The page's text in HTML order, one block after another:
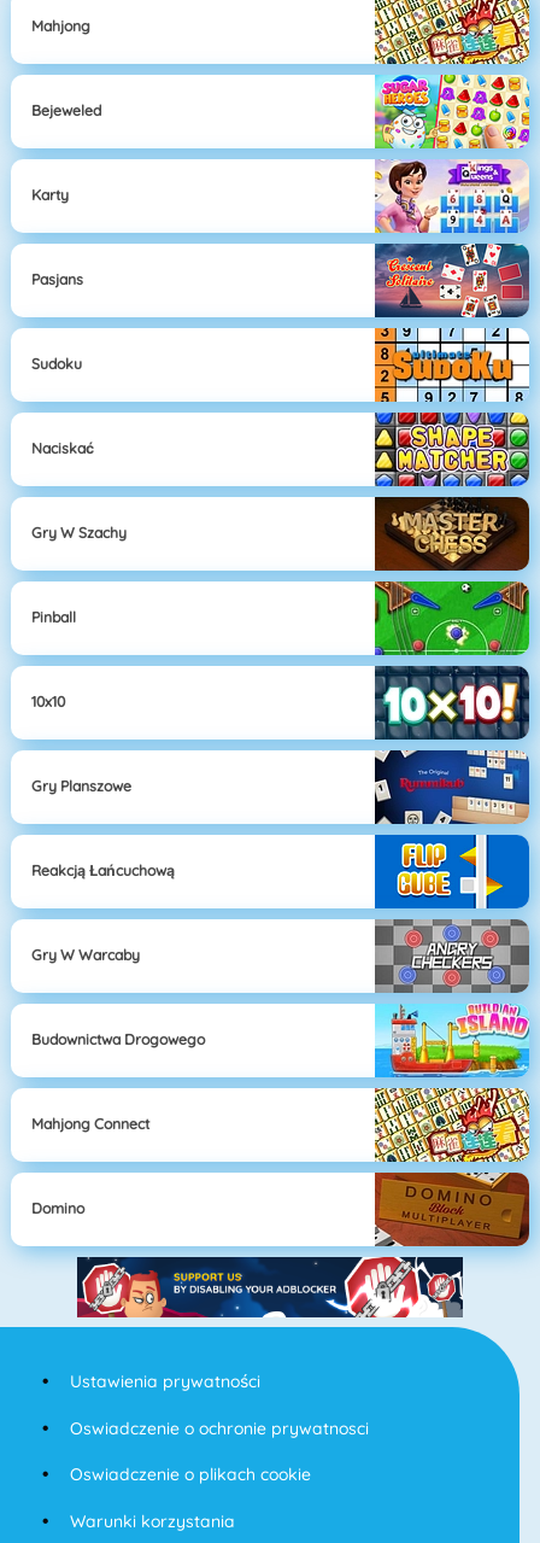
Mahjong
Bejeweled
Karty
Pasjans
Sudoku
Naciskać
Gry W Szachy
Pinball
10x10
Gry Planszowe
Reakcją Łańcuchową
Gry W Warcaby
Budownictwa Drogowego
Mahjong Connect
Domino
Ustawienia prywatności
Oswiadczenie o ochronie prywatnosci
Oswiadczenie o plikach cookie
Warunki korzystania